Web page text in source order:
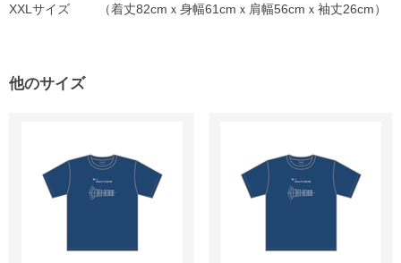
XXLサイズ
（着丈82cmｘ身幅61cmｘ肩幅56cmｘ袖丈26cm）
他のサイズ